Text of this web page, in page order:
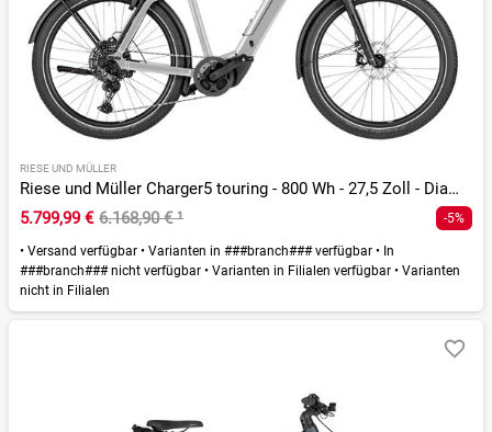
RIESE UND MÜLLER
Riese und Müller Charger5 touring - 800 Wh - 27,5 Zoll - Diamant - 2026
5.799,99 € 6.168,90 €¹ -5%
• Versand verfügbar • Varianten in ###branch### verfügbar • In
###branch### nicht verfügbar • Varianten in Filialen verfügbar • Varianten
nicht in Filialen